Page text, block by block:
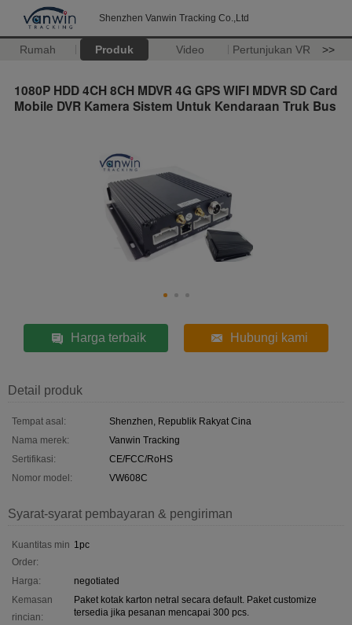
Shenzhen Vanwin Tracking Co.,Ltd
Rumah Produk Video Pertunjukan VR >>
1080P HDD 4CH 8CH MDVR 4G GPS WIFI MDVR SD Card
Mobile DVR Kamera Sistem Untuk Kendaraan Truk Bus
Harga terbaik Hubungi kami
Detail produk
Tempat asal:
Shenzhen, Republik Rakyat Cina
Nama merek:
Vanwin Tracking
Sertifikasi:
CE/FCC/RoHS
Nomor model:
VW608C
Syarat-syarat pembayaran & pengiriman
Kuantitas min
Order:
1pc
Harga:
negotiated
Kemasan
rincian:
Paket kotak karton netral secara default. Paket customize
tersedia jika pesanan mencapai 300 pcs.